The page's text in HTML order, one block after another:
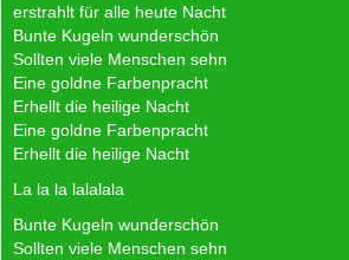
erstrahlt für alle heute Nacht
Bunte Kugeln wunderschön
Sollten viele Menschen sehn
Eine goldne Farbenpracht
Erhellt die heilige Nacht
Eine goldne Farbenpracht
Erhellt die heilige Nacht
La la la lalalala
Bunte Kugeln wunderschön
Sollten viele Menschen sehn